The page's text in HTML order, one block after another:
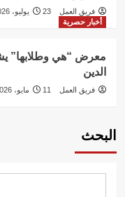
فريق العمل
23 يوليو، 2026
أخبار حصرية
معرض “هي وطلابها”
الدين
فريق العمل 11 مايو، 2026
البحث